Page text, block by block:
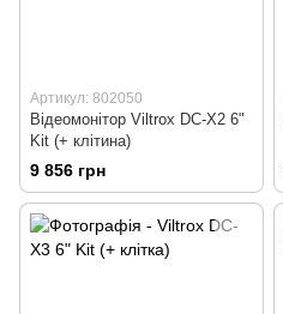
Артикул: 802050
Відеомонітор Viltrox DC-X2 6"
Kit (+ клітина)
9 856 грн